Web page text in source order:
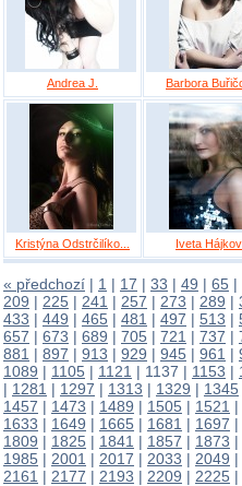
Andrea J. Barbora
Kristýna Odstrčilíko... Iveta
« předchozí | 1 | 17 | 33 | 49 | 65 |
209 | 225 | 241 | 257 | 273 | 289 |
433 | 449 | 465 | 481 | 497 | 513 |
657 | 673 | 689 | 705 | 721 | 737 |
881 | 897 | 913 | 929 | 945 | 961 |
1089 | 1105 | 1121 | 1137 | 1153 |
| 1281 | 1297 | 1313 | 1329 | 1345
1457 | 1473 | 1489 | 1505 | 1521 |
1633 | 1649 | 1665 | 1681 | 1697 |
1809 | 1825 | 1841 | 1857 | 1873 |
1985 | 2001 | 2017 | 2033 | 2049 |
2161 | 2177 | 2193 | 2209 | 2225 |